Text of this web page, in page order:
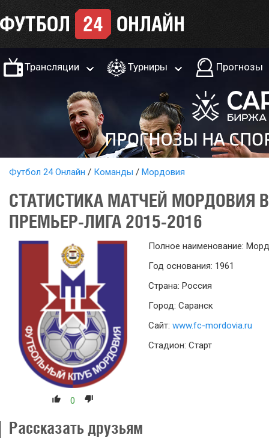
Трансляции Турниры Прогнозы
Футбол 24 Онлайн Команды Мордовия
СТАТИСТИКА МАТЧЕЙ МОРДОВИЯ
ПРЕМЬЕР-ЛИГА 2015-2016
0
Полное наименование:
Год основания: 1961
Страна: Россия
Город: Саранск
Сайт: www.fc-mordovia.ru
Стадион: Старт
Рассказать друзьям